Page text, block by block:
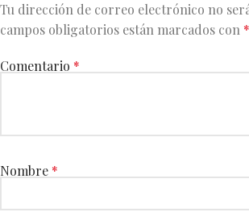
Tu dirección de correo electrónico no
campos obligatorios están marcados con *
Comentario *
Nombre *